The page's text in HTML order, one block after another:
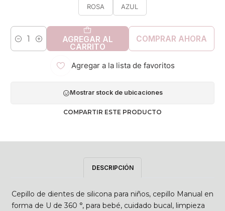
ROSA
AZUL
Cantidad AGREGAR AL
CARRITO
COMPRAR AHORA
Agregar a la lista de favoritos
Mostrar stock de ubicaciones
COMPARTIR ESTE PRODUCTO
DESCRIPCIÓN
Cepillo de dientes de silicona para niños, cepillo Manual en
forma de U de 360 °, para bebé, cuidado bucal, limpieza